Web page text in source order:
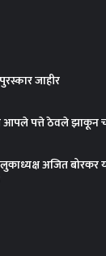
जाहीर
आपले पत्ते ठेवले झाकून
अजित बोरकर